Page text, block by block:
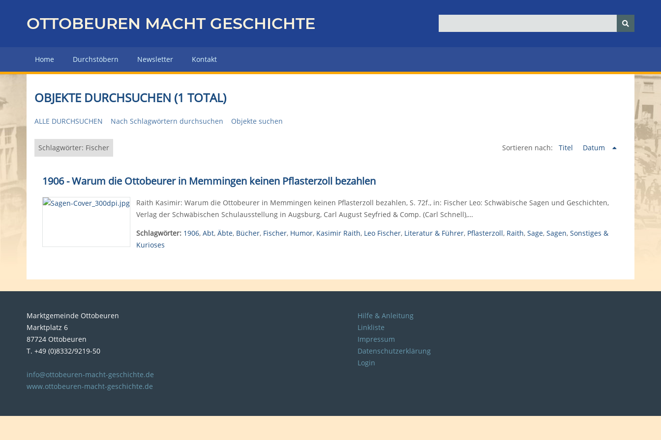
z
r
H
u
p
e
OTTOBEUREN MACHT GESCHICHTE
Home Durchstöbern Newsletter Kontakt
OBJEKTE DURCHSUCHEN (1 TOTAL)
ALLE DURCHSUCHEN Nach Schlagwörtern durchsuchen Objekte suchen
Schlagwörter: Fischer Sortieren nach: Titel Datum
1906 - Warum die Ottobeurer in Memmingen keinen Pflasterzoll bezahlen
Raith Kasimir: Warum die Ottobeurer in Memmingen keinen Pflasterzoll bezahlen, S. 72f., in: Fischer Leo: Schwäbische Sagen und Geschichten,
Verlag der Schwäbischen Schulausstellung in Augsburg, Carl August Seyfried & Comp. (Carl Schnell),…
Schlagwörter: 1906, Abt, Äbte, Bücher, Fischer, Humor, Kasimir Raith, Leo Fischer, Literatur & Führer, Pflasterzoll, Raith, Sage, Sagen, Sonstiges &
Kurioses
Marktgemeinde Ottobeuren
Marktplatz 6
87724 Ottobeuren
T. +49 (0)8332/9219-50
info@ottobeuren-macht-geschichte.de
www.ottobeuren-macht-geschichte.de
Hilfe & Anleitung
Linkliste
Impressum
Datenschutzerklärung
Login